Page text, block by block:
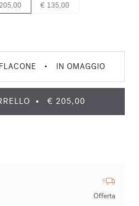
€ 135,00
• IN OMAGGIO
€ 205,00
Offerta